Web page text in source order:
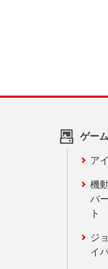
ゲー
ア
機
バ
ト
ジ
イ